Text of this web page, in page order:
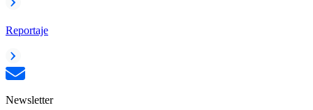
Reportaje
Newsletter